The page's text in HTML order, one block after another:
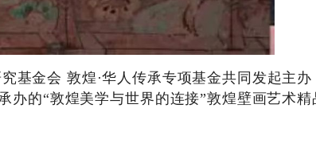
基金会 敦煌·华人传承专项基金共同发起主
的“敦煌美学与世界的连接”敦煌壁画艺术精